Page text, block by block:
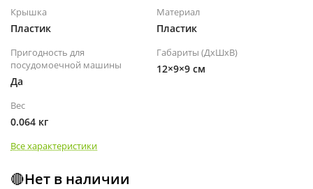
Крышка
Пластик
Материал
Пластик
Пригодность для
посудомоечной машины
Да
Габариты (ДхШхВ)
12×9×9 см
Вес
0.064 кг
Все характеристики
🔴Нет в наличии